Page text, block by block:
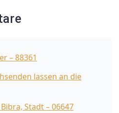
– 88361
lassen an die
Stadt – 06647